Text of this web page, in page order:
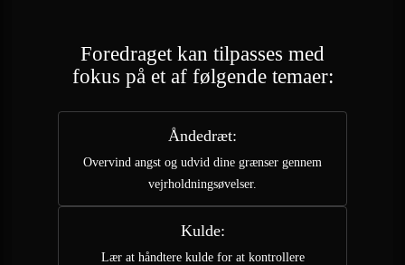
Foredragetkan tilpasses med
fokus på et af følgende temaer:
Åndedræt:
Overvind angst og udvid dine grænser gennem
vejrholdningsøvelser.
Kulde:
Lær at håndtere kulde for at kontrollere